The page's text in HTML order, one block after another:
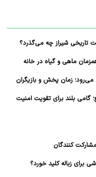
تاریخی شیراز چه می‌گذرد؟
ماهی و گیاه در خانه
زمان پخش و بازیگران
گامی بلند برای تقویت امنیت
کنندگان
برای زباله کلید خورد؟